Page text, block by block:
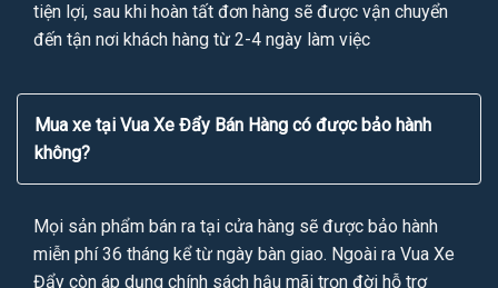
tiện lợi, sau khi hoàn tất đơn hàng sẽ được vận chuyển
đến tận nơi khách hàng từ 2-4 ngày làm việc
Mua xe tại Vua Xe Đẩy Bán Hàng có được bảo hành
không?
Mọi sản phẩm bán ra tại cửa hàng sẽ được bảo hành
miễn phí 36 tháng kể từ ngày bàn giao. Ngoài ra Vua Xe
Đẩy còn áp dụng chính sách hậu mãi trọn đời hỗ trợ